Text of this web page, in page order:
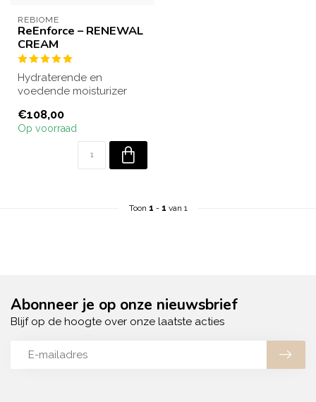
REBIOME
ReEnforce – RENEWAL
CREAM
Hydraterende en
voedende moisturizer
die de huid kalmee...
€108,00
Op voorraad
Toon 1 - 1 van 1
Abonneer je op onze nieuwsbrief
Blijf op de hoogte over onze laatste acties